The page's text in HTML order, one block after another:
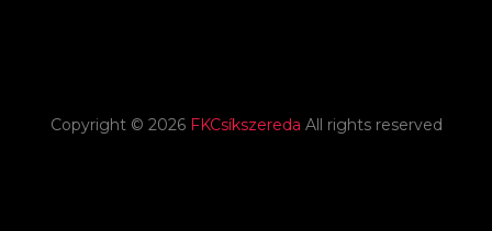
Copyright © 2026 FKCsíkszereda All rights reserved